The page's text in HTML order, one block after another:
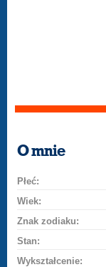
O mnie
Płeć:
Wiek:
Znak zodiaku:
Stan:
Wykształcenie: